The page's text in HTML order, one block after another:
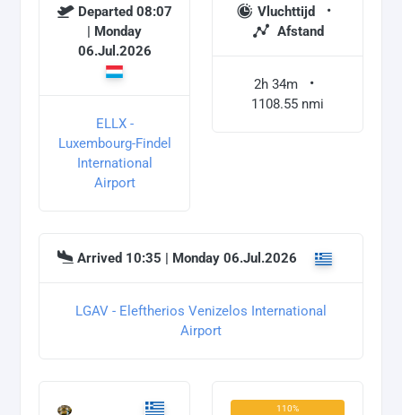
Departed 08:07
| Monday
06.Jul.2026
ELLX -
Luxembourg-Findel
International
Airport
Vluchttijd
Afstand
2h 34m
1108.55 nmi
Arrived 10:35 | Monday 06.Jul.2026
LGAV - Eleftherios Venizelos International
Airport
110%